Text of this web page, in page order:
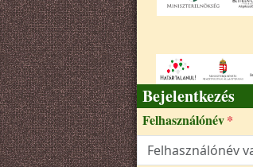
Bejelentkezés
Felhasználónév